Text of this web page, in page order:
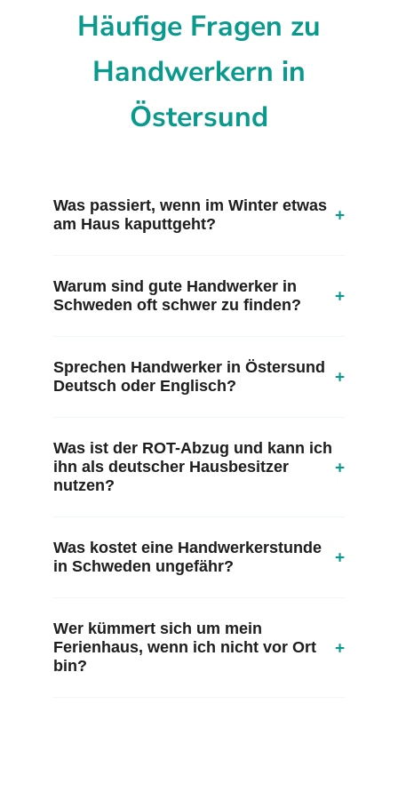
Häufige Fragen zu
Handwerkern in
Östersund
Was passiert, wenn im Winter etwas
am Haus kaputtgeht?
+
Warum sind gute Handwerker in
Schweden oft schwer zu finden?
+
Sprechen Handwerker in Östersund
Deutsch oder Englisch?
+
Was ist der ROT-Abzug und kann ich
ihn als deutscher Hausbesitzer
nutzen?
+
Was kostet eine Handwerkerstunde
in Schweden ungefähr?
+
Wer kümmert sich um mein
Ferienhaus, wenn ich nicht vor Ort
bin?
+